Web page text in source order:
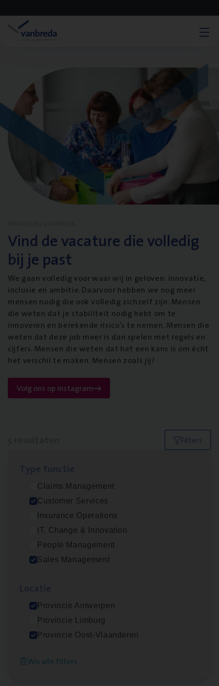
Vind de vacature die volledig
bij je past
We gaan volledig voor waar wij in geloven: innovatie,
inclusie en ambitie. Daarvoor hebben we nog meer
mensen nodig die ook volledig zichzelf zijn. Mensen
die weten dat je stabiliteit nodig hebt om te
innoveren en berekende risico’s te nemen. Mensen die
weten dat deze job meer is dan spelen met regels en
cijfers. Mensen die weten dat het een kans is om écht
het verschil te maken. Mensen zoals jij?
Volg ons op instagram
Filters
Claims Management
Customer Services
Insurance Operations
IT, Change & Innovation
People Management
Sales Management
Provincie Antwerpen
Provincie Limburg
Provincie Oost-Vlaanderen
Wis alle filters
Insu­ran­ce Bro­ker Trans­port
Antwerpen
Busi­ness Mana­ger Mari­ne Cargo
Cor­po­ra­te Insu­ran­ce Bro­ker Property
Antwerpen